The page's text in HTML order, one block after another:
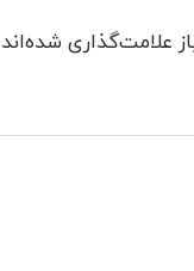
علامت‌گذاری شده‌اند